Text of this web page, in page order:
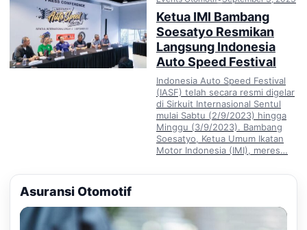
Ketua IMI Bambang
Soesatyo Resmikan
Langsung Indonesia
Auto Speed Festival
Indonesia Auto Speed Festival
(IASF) telah secara resmi digelar
di Sirkuit Internasional Sentul
mulai Sabtu (2/9/2023) hingga
Minggu (3/9/2023). Bambang
Soesatyo, Ketua Umum Ikatan
Motor Indonesia (IMI), meres…
Asuransi Otomotif